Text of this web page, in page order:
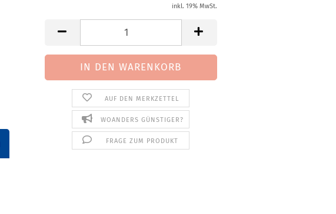
inkl. 19% MwSt.
AUF DEN MERKZETTEL
WOANDERS GÜNSTIGER?
FRAGE ZUM PRODUKT